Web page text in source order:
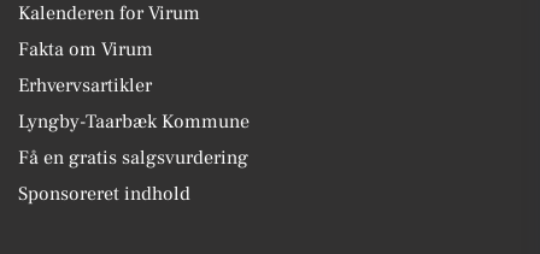
Kalenderen for Virum
Fakta om Virum
Erhvervsartikler
Lyngby-Taarbæk Kommune
Få en gratis salgsvurdering
Sponsoreret indhold